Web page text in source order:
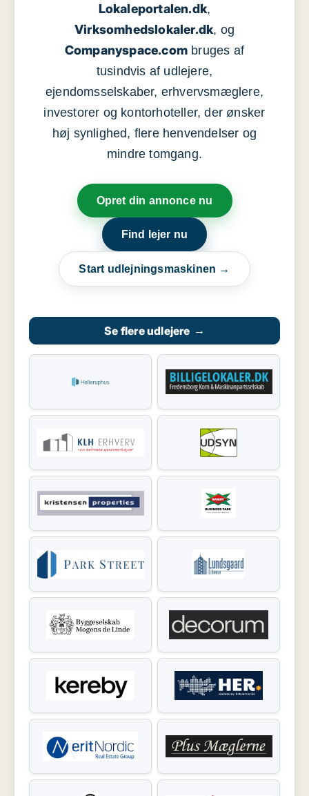
Lokaleportalen.dk,
Virksomhedslokaler.dk, og
Companyspace.com bruges af
tusindvis af udlejere,
ejendomsselskaber, erhvervsmæglere,
investorer og kontorhoteller, der ønsker
høj synlighed, flere henvendelser og
mindre tomgang.
Opret din annonce nu
Find lejer nu
Start udlejningsmaskinen →
Se flere udlejere →